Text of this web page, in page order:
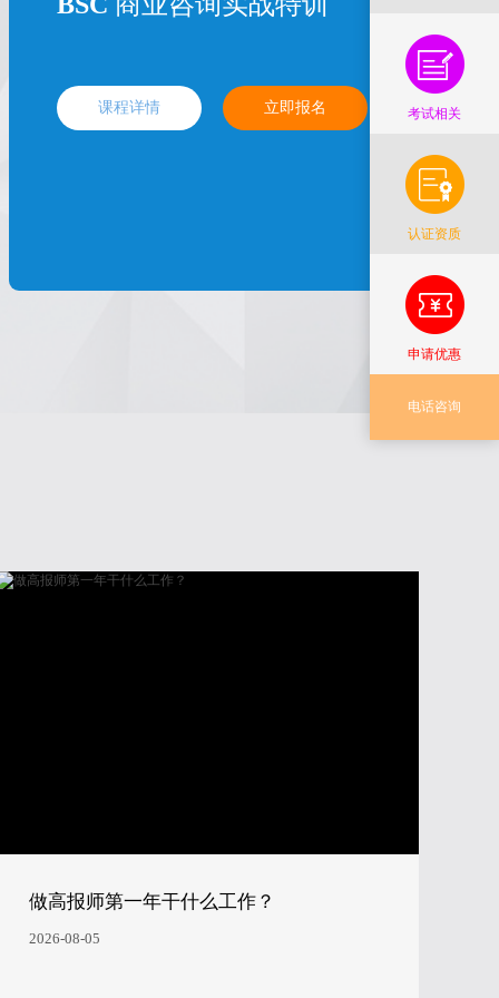
课程详情 立即报名
做高报师第一年干什么工作？
2026-08-05
考试相关
认证资质
申请优惠
电话咨询